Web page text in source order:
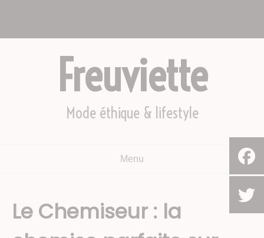
Freuviette
Mode éthique & lifestyle
Menu
Le Chemiseur : la